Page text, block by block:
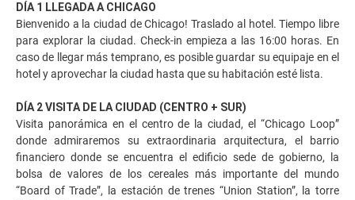
DÍA 1 LLEGADA A CHICAGO
Bienvenido a la ciudad de Chicago! Traslado al hotel. Tiempo libre
para explorar la ciudad. Check-in empieza a las 16:00 horas. En
caso de llegar más temprano, es posible guardar su equipaje en el
hotel y aprovechar la ciudad hasta que su habitación esté lista.
DÍA 2 VISITA DE LA CIUDAD (CENTRO + SUR)
Visita panorámica en el centro de la ciudad, el “Chicago Loop”
donde admiraremos su extraordinaria arquitectura, el barrio
financiero donde se encuentra el edificio sede de gobierno, la
bolsa de valores de los cereales más importante del mundo
“Board of Trade”, la estación de trenes “Union Station”, la torre